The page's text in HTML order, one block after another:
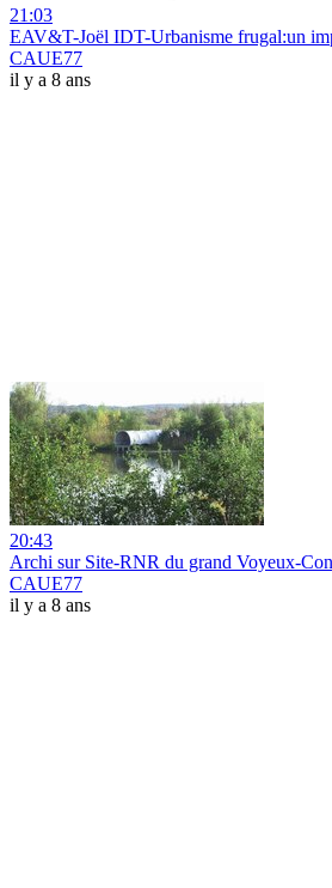
21:03
EAV&T-Joël IDT-Urbanisme frugal:un
CAUE77
il y a 8 ans
20:43
Archi sur Site-RNR du grand Voyeux-
CAUE77
il y a 8 ans